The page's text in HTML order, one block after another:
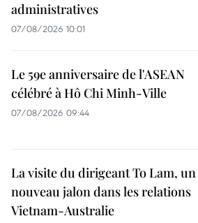
administratives
07/08/2026 10:01
Le 59e anniversaire de l'ASEAN
célébré à Hô Chi Minh-Ville
07/08/2026 09:44
La visite du dirigeant To Lam, un
nouveau jalon dans les relations
Vietnam-Australie